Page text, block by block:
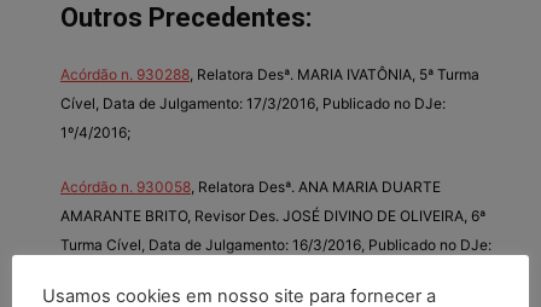
Outros Precedentes:
Acórdão n. 930288 , Relatora Desª. MARIA IVATÔNIA, 5ª Turma
Cível, Data de Julgamento: 17/3/2016, Publicado no DJe:
1º/4/2016;
Acórdão n. 930058 , Relatora Desª. ANA MARIA DUARTE
AMARANTE BRITO, Revisor Des. JOSÉ DIVINO DE OLIVEIRA, 6ª
Turma Cível, Data de Julgamento: 16/3/2016, Publicado no DJe:
Usamos cookies em nosso site para fornecer a